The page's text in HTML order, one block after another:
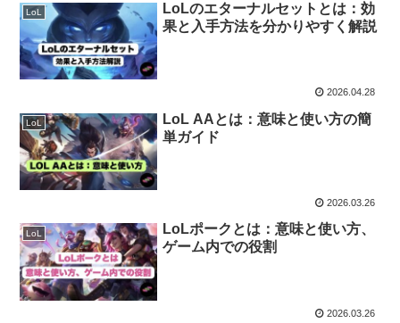
LoL
LoLのエターナルセットとは：効
果と入手方法を分かりやすく解説
2026.04.28
LoL
LoL AAとは：意味と使い方の簡
単ガイド
2026.03.26
LoL
LoLポークとは：意味と使い方、
ゲーム内での役割
2026.03.26